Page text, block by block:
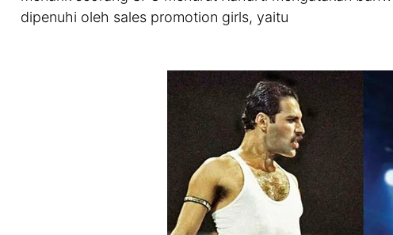
dipenuhi oleh sales promotion girls, yaitu